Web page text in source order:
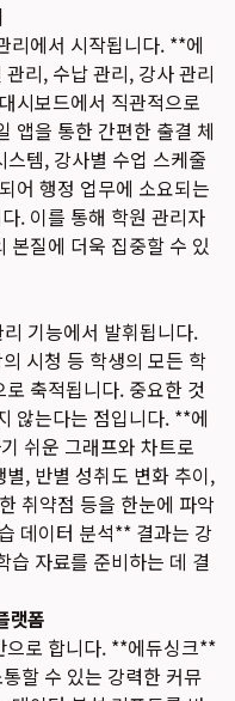
리에서 시작됩니다. **에
리, 수납 관리, 강사 관리
시보드에서 직관적으로
앱을 통한 간편한 출결 체
템, 강사별 수업 스케줄
어 행정 업무에 소요되는
. 이를 통해 학원 관리자
본질에 더욱 집중할 수 있
기능에서 발휘됩니다.
시청 등 학생의 모든 학
축적됩니다. 중요한 것
않는다는 점입니다. **에
쉬운 그래프와 차트로
, 반별 성취도 변화 추이,
취약점 등을 한눈에 파악
데이터 분석** 결과는 강
습 자료를 준비하는 데 결
랫폼
으로 합니다. **에듀싱크**
할 수 있는 강력한 커뮤